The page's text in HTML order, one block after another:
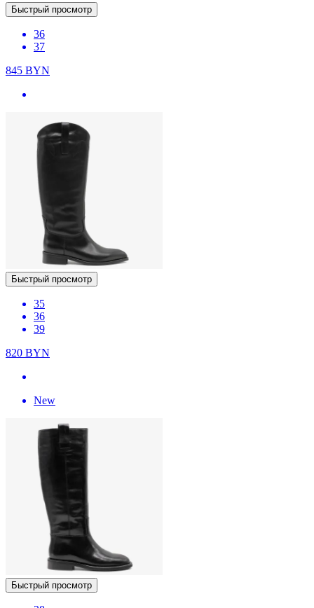
Быстрый просмотр
36
37
845 BYN
Быстрый просмотр
35
36
39
820 BYN
New
Быстрый просмотр